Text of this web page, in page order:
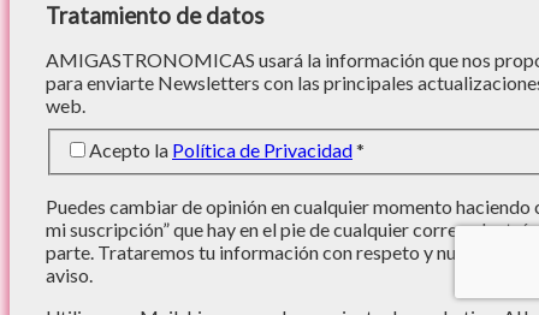
Tratamiento de datos
AMIGASTRONOMICAS usará la información que nos
para enviarte Newsletters con las principales
web.
Acepto la Política de Privacidad*
Puedes cambiar de opinión en cualquier momento haciendo
mi suscripción” que hay en el pie de cualquier correo
parte. Trataremos tu información con respeto y nunca se
aviso.